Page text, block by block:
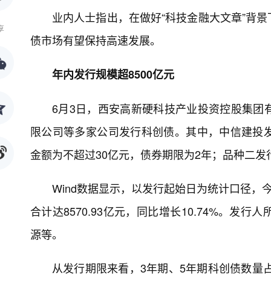
业内人士指出，在做好“科技金融大文章”背
债市场有望保持高速发展。
年内发行规模超8500亿元
6月3日，西安高新硬科技产业投资控股集
限公司等多家公司发行科创债。其中，中信建
金额为不超过30亿元，债券期限为2年；品种二
Wind数据显示，以发行起始日为统计口径，
合计达8570.93亿元，同比增长10.74%。发行
源等。
从发行期限来看，3年期、5年期科创债数